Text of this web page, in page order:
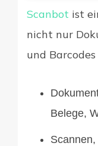
Scanbot ist
nicht nur
und
Belege,